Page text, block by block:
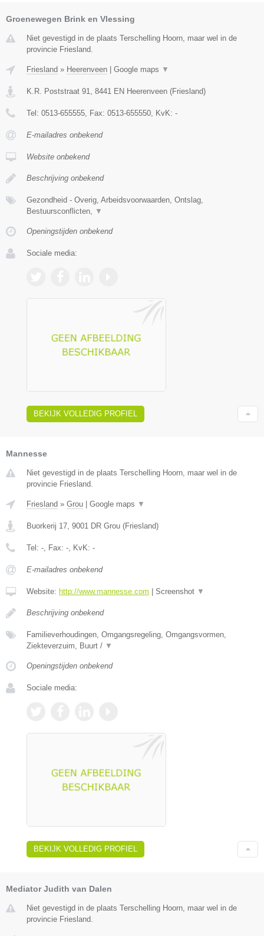
Groenewegen Brink en Vlessing
Niet gevestigd in de plaats Terschelling Hoorn, maar wel in de
provincie Friesland.
Friesland » Heerenveen | Google maps ▼
K.R. Poststraat 91 8441 EN Heerenveen (Friesland)
Tel: 0513-655555 , Fax: 0513-655550 , KvK: -
E-mailadres onbekend
Website onbekend
Beschrijving onbekend
Gezondheid - Overig, Arbeidsvoorwaarden, Ontslag,
Bestuursconflicten,
▼
Openingstijden onbekend
Sociale media:
BEKIJK VOLLEDIG PROFIEL
Mannesse
Niet gevestigd in de plaats Terschelling Hoorn, maar wel in de
provincie Friesland.
Friesland » Grou Google maps ▼
Buorkerij 17, 9001 DR Grou (Friesland)
Tel: -, Fax: -, KvK: -
E-mailadres onbekend
Website: http://www.mannesse.com Screenshot ▼
Beschrijving onbekend
Familieverhoudingen, Omgangsregeling, Omgangsvormen,
Ziekteverzuim, Buurt / ▼
Openingstijden onbekend
Sociale media:
BEKIJK VOLLEDIG PROFIEL
Mediator Judith van Dalen
Niet gevestigd in de plaats Terschelling Hoorn, maar wel in de
provincie Friesland.